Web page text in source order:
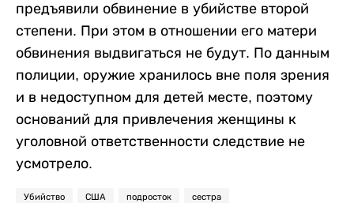
предъявили обвинение в убийстве второй
степени. При этом в отношении его матери
обвинения выдвигаться не будут. По данным
полиции, оружие хранилось вне поля зрения
и в недоступном для детей месте, поэтому
оснований для привлечения женщины к
уголовной ответственности следствие не
усмотрело.
Убийство США подросток сестра